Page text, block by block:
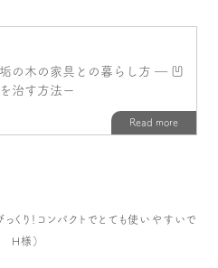
くり！コンパクトでとても使いやすいで
様）